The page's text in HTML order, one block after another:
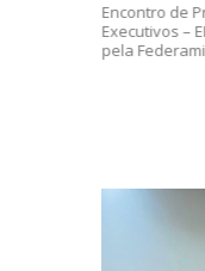
Encontro de
Executivos –
pela